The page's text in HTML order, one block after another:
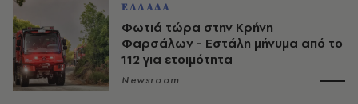
ΕΛΛΑΔΑ
Φωτιά τώρα στην Κρήνη
Φαρσάλων - Εστάλη μήνυμα από το
112 για ετοιμότητα
Newsroom